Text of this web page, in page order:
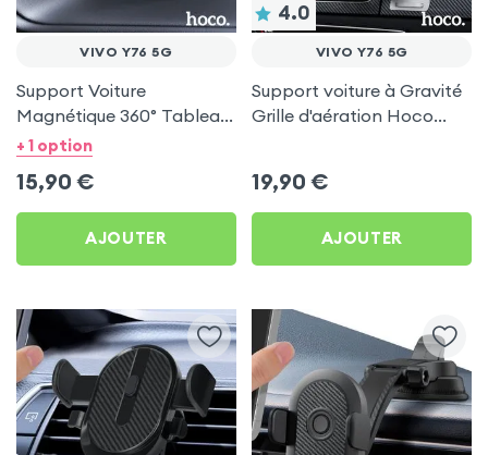
VIVO Y76 5G
Support Voiture
Magnétique 360° Tableau
de bord Hoco pour Vivo
+ 1 option
15,90 €
AJOUTER
4.0
VIVO Y76 5G
Support voiture à Gravité
Grille d'aération Hoco
19,90 €
AJOUTER